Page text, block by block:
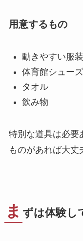
用意するもの
動きやすい服装
体育館シューズ
タオル
飲み物
特別な道具は必要
ものがあれば大丈
ま ずは体験し